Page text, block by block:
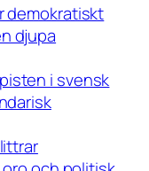
demokratiskt
djupa
i svensk